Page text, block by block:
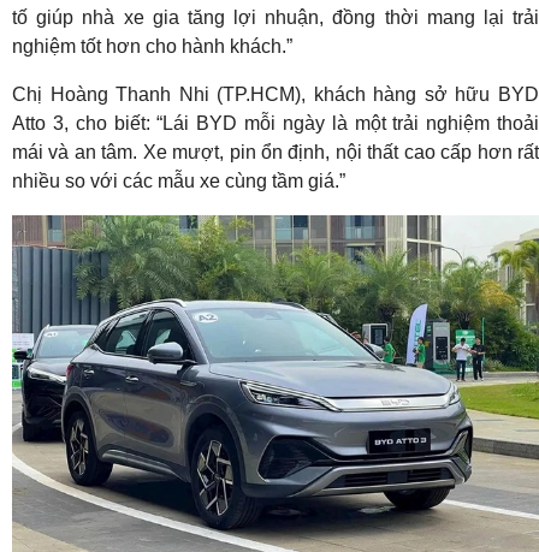
tố giúp nhà xe gia tăng lợi nhuận, đồng thời mang lại trải
nghiệm tốt hơn cho hành khách.”
Chị Hoàng Thanh Nhi (TP.HCM), khách hàng sở hữu BYD
Atto 3, cho biết: “Lái BYD mỗi ngày là một trải nghiệm thoải
mái và an tâm. Xe mượt, pin ổn định, nội thất cao cấp hơn rất
nhiều so với các mẫu xe cùng tầm giá.”